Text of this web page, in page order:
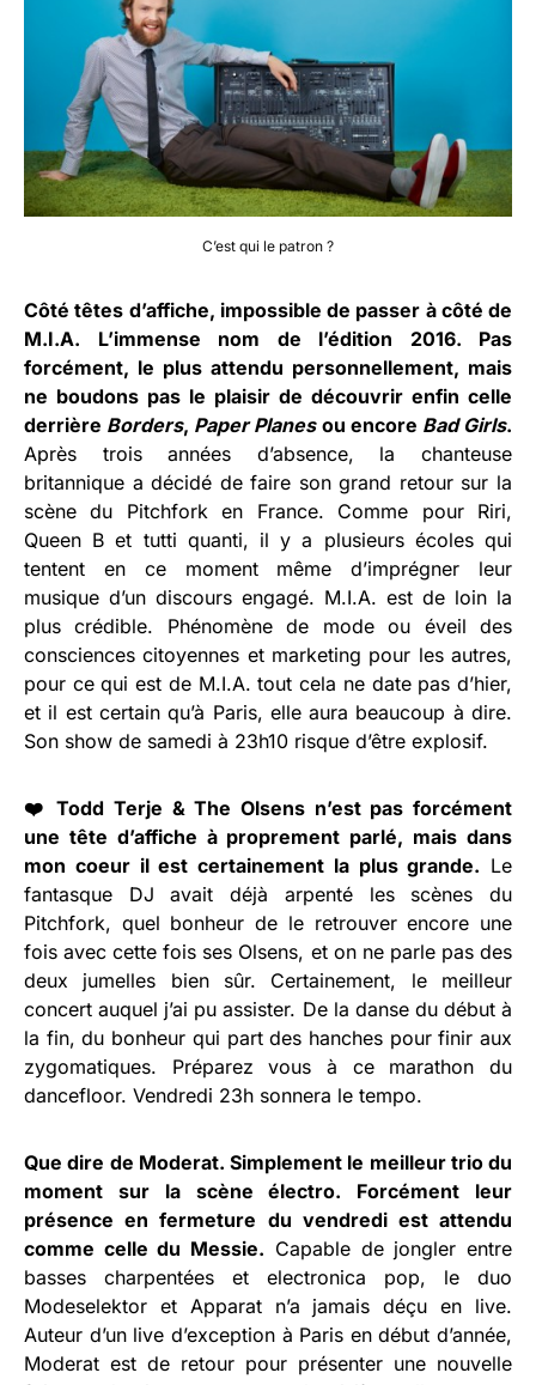
C’est qui le patron ?
Côté têtes d’affiche, impossible de passer à côté de
M.I.A. L’immense nom de l’édition 2016. Pas
forcément, le plus attendu personnellement, mais
ne boudons pas le plaisir de découvrir enfin celle
derrière Borders, Paper Planesou encore Bad Girls.
Après trois années d’absence, la chanteuse
britannique a décidé de faire son grand retour sur la
scène du Pitchfork en France. Comme pour Riri,
Queen B et tutti quanti, il y a plusieurs écoles qui
tentent en ce moment même d’imprégner leur
musique d’un discours engagé. M.I.A. est de loin la
plus crédible. Phénomène de mode ou éveil des
consciences citoyennes et marketing pour les autres,
pour ce qui est de M.I.A. tout cela ne date pas d’hier,
et il est certain qu’à Paris, elle aura beaucoup à dire.
Son show de samedi à 23h10 risque d’être explosif.
❤️ Todd Terje & The Olsens n’est pas forcément
une tête d’affiche à proprement parlé, mais dans
mon coeur il est certainement la plus grande. Le
fantasque DJ avait déjà arpenté les scènes du
Pitchfork, quel bonheur de le retrouver encore une
fois avec cette fois ses Olsens, et on ne parle pas des
deux jumelles bien sûr. Certainement, le meilleur
concert auquel j’ai pu assister. De la danse du début à
la fin, du bonheur qui part des hanches pour finir aux
zygomatiques. Préparez vous à ce marathon du
dancefloor. Vendredi 23h sonnera le tempo.
Que dire de Moderat. Simplement le meilleur trio du
moment sur la scène électro. Forcément leur
présence en fermeture du vendredi est attendu
comme celle du Messie. Capable de jongler entre
basses charpentées et electronica pop, le duo
Modeselektor et Apparat n’a jamais déçu en live.
Auteur d’un live d’exception à Paris en début d’année,
Moderat est de retour pour présenter une nouvelle